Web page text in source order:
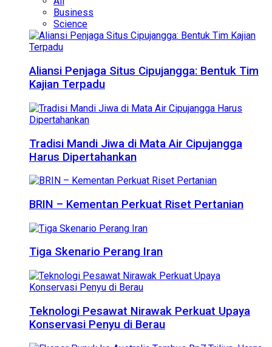
Business
Science
Aliansi Penjaga Situs Cipujangga: Bentuk Tim
Kajian Terpadu
Tradisi Mandi Jiwa di Mata Air Cipujangga
Harus Dipertahankan
BRIN – Kementan Perkuat Riset Pertanian
Tiga Skenario Perang Iran
Teknologi Pesawat Nirawak Perkuat Upaya
Konservasi Penyu di Berau